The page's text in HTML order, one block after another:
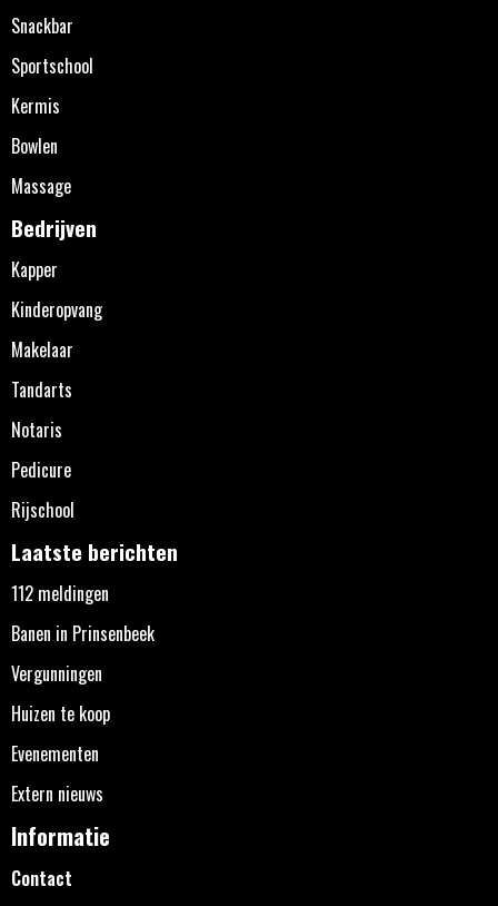
Snackbar
Sportschool
Kermis
Bowlen
Massage
Bedrijven
Kapper
Kinderopvang
Makelaar
Tandarts
Notaris
Pedicure
Rijschool
Laatste berichten
112 meldingen
Banen in Prinsenbeek
Vergunningen
Huizen te koop
Evenementen
Extern nieuws
Informatie
Contact